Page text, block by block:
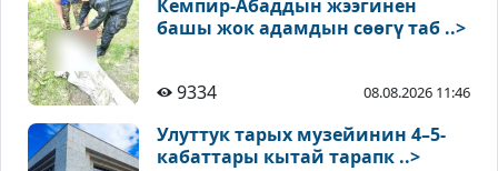
Кемпир-Абаддын жээгинен
башы жок адамдын сөөгү таб ..>
9334 08.08.2026 11:46
Улуттук тарых музейинин 4–5-
кабаттары кытай тарапк ..>